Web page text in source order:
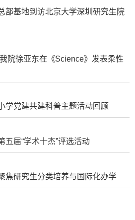
部基地到访北京大学深圳研究生院
我院徐亚东在《Science》发表柔性
学党建共建科普主题活动回顾
五届“学术十杰”评选活动
焦研究生分类培养与国际化办学